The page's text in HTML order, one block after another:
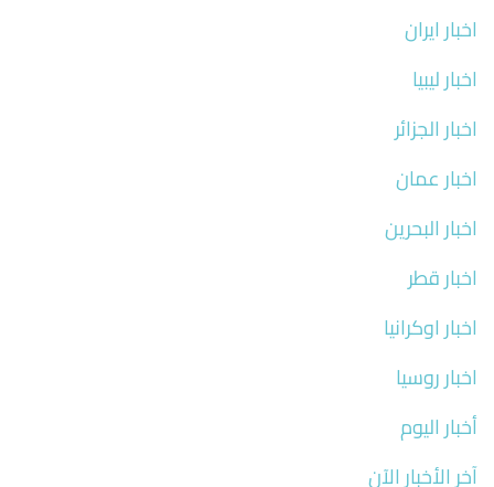
اخبار ايران
اخبار ليبيا
اخبار الجزائر
اخبار عمان
اخبار البحرين
اخبار قطر
اخبار اوكرانيا
اخبار روسيا
أخبار اليوم
آخر الأخبار الآن